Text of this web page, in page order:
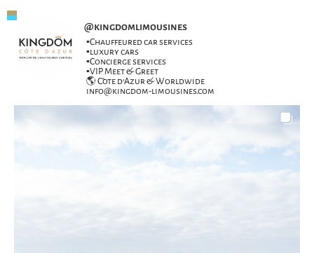
@kingdomlimousines
▪️Chauffeured car services
▪️luxury cars
▪️Concierge services
▪️VIP Meet & Greet
🌎 Côte d’Azur & Worldwide
info@kingdom-limousines.com